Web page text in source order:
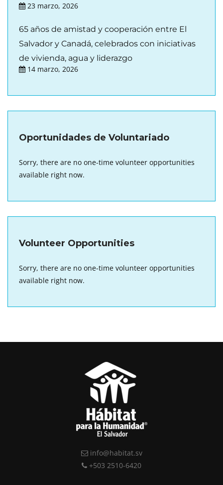
23 marzo, 2026
65 años de amistad y cooperación entre El
Salvador y Canadá, celebrados con iniciativas
de vivienda, agua y liderazgo
14 marzo, 2026
Oportunidades de Voluntariado
Sorry, there are no one-time volunteer opportunities
available right now.
Volunteer Opportunities
Sorry, there are no one-time volunteer opportunities
available right now.
info@habitat.sv
+503 2510-6420